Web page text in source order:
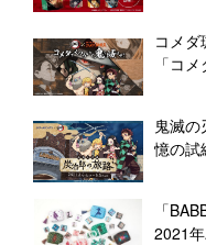
コメ
「コ
鬼滅
憶の試
「
2021